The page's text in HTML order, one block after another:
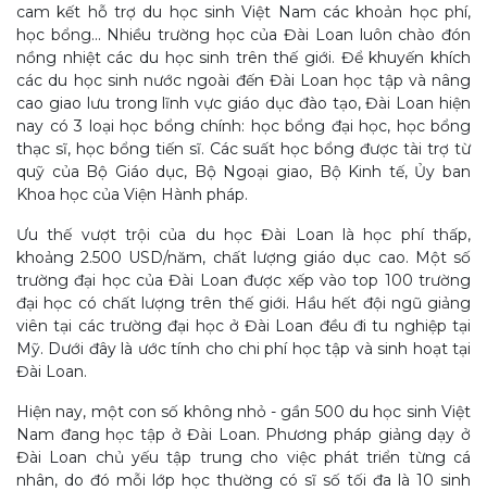
cam kết hỗ trợ du học sinh Việt Nam các khoản học phí,
học bổng... Nhiều trường học của Đài Loan luôn chào đón
nồng nhiệt các du học sinh trên thế giới. Để khuyến khích
các du học sinh nước ngoài đến Đài Loan học tập và nâng
cao giao lưu trong lĩnh vực giáo dục đào tạo, Đài Loan hiện
nay có 3 loại học bổng chính: học bổng đại học, học bổng
thạc sĩ, học bổng tiến sĩ. Các suất học bổng được tài trợ từ
quỹ của Bộ Giáo dục, Bộ Ngoại giao, Bộ Kinh tế, Ủy ban
Khoa học của Viện Hành pháp.
Ưu thế vượt trội của du học Đài Loan là học phí thấp,
khoảng 2.500 USD/năm, chất lượng giáo dục cao. Một số
trường đại học của Đài Loan được xếp vào top 100 trường
đại học có chất lượng trên thế giới. Hầu hết đội ngũ giảng
viên tại các trường đại học ở Đài Loan đều đi tu nghiệp tại
Mỹ. Dưới đây là ước tính cho chi phí học tập và sinh hoạt tại
Đài Loan.
Hiện nay, một con số không nhỏ - gần 500 du học sinh Việt
Nam đang học tập ở Đài Loan. Phương pháp giảng dạy ở
Đài Loan chủ yếu tập trung cho việc phát triển từng cá
nhân, do đó mỗi lớp học thường có sĩ số tối đa là 10 sinh